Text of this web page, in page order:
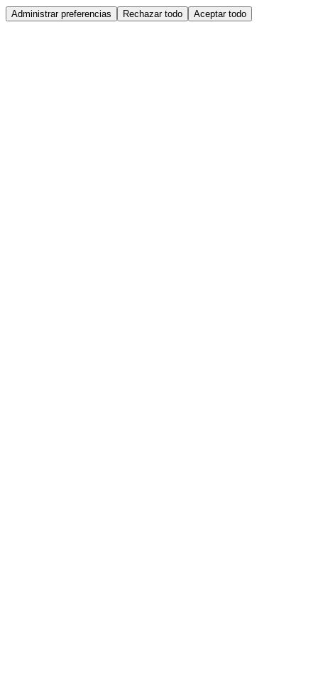
Administrar preferencias Rechazar todo Aceptar todo